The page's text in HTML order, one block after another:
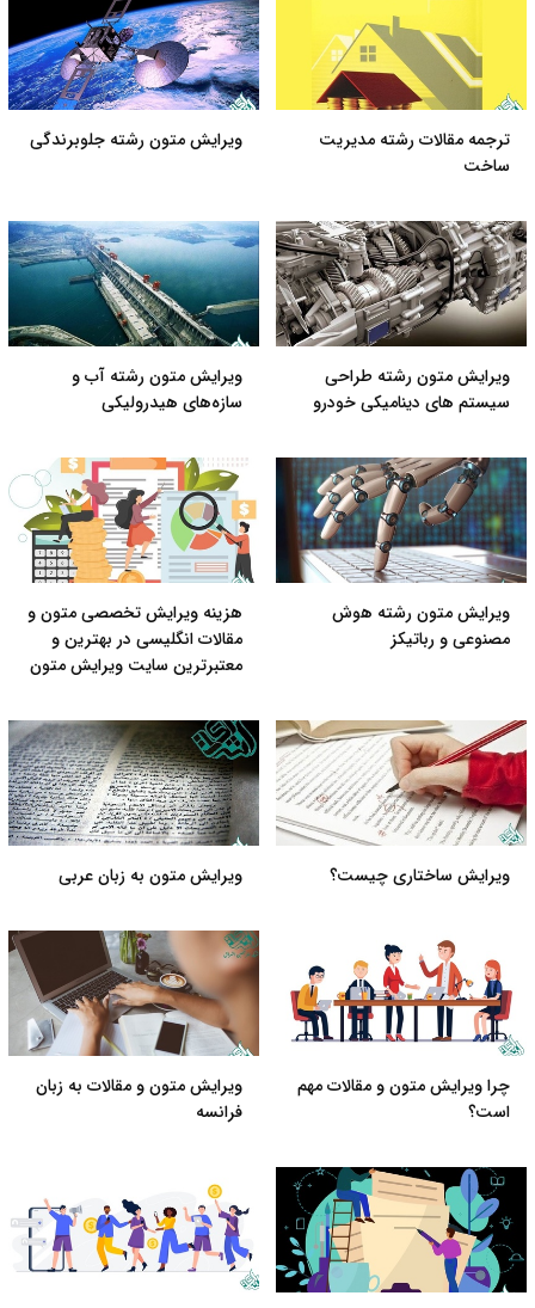
ترجمه مقالات رشته مدیریت
ساخت
ویرایش متون رشته جلوبرندگی
ویرایش متون رشته طراحی
سیستم های دینامیکی خودرو
ویرایش متون رشته آب و
سازه‌های هیدرولیکی
ویرایش متون رشته هوش
مصنوعی و رباتیکز
هزینه ویرایش تخصصی متون و
مقالات انگلیسی در بهترین و
معتبرترین سایت ویرایش متون
ویرایش ساختاری چیست؟ ویرایش متون به زبان عربی
چرا ویرایش متون و مقالات مهم
است؟
ویرایش متون و مقالات به زبان
فرانسه